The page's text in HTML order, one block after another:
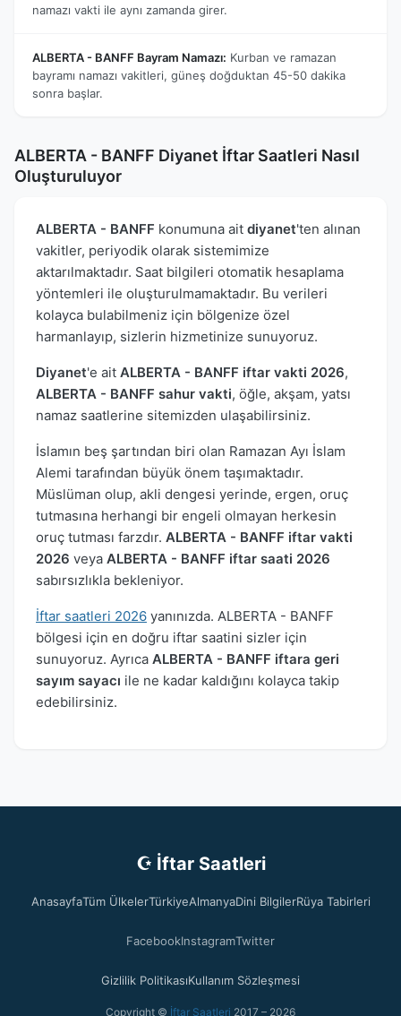
namazı vakti ile aynı zamanda girer.
ALBERTA - BANFF Bayram Namazı: Kurban ve ramazan
bayramı namazı vakitleri, güneş doğduktan 45-50 dakika
sonra başlar.
ALBERTA - BANFF Diyanet İftar Saatleri Nasıl
Oluşturuluyor
ALBERTA - BANFF konumuna ait diyanet'ten alınan
vakitler, periyodik olarak sistemimize
aktarılmaktadır. Saat bilgileri otomatik hesaplama
yöntemleri ile oluşturulmamaktadır. Bu verileri
kolayca bulabilmeniz için bölgenize özel
harmanlayıp, sizlerin hizmetinize sunuyoruz.
Diyanet'e ait ALBERTA - BANFF iftar vakti 2026,
ALBERTA - BANFF sahur vakti, öğle, akşam, yatsı
namaz saatlerine sitemizden ulaşabilirsiniz.
İslamın beş şartından biri olan Ramazan Ayı İslam
Alemi tarafından büyük önem taşımaktadır.
Müslüman olup, akli dengesi yerinde, ergen, oruç
tutmasına herhangi bir engeli olmayan herkesin
oruç tutması farzdır. ALBERTA - BANFF iftar vakti
2026 veya ALBERTA - BANFF iftar saati 2026
sabırsızlıkla bekleniyor.
İftar saatleri 2026 yanınızda. ALBERTA - BANFF
bölgesi için en doğru iftar saatini sizler için
sunuyoruz. Ayrıca ALBERTA - BANFF iftara geri
sayım sayacı ile ne kadar kaldığını kolayca takip
edebilirsiniz.
☪ İftar Saatleri
AnasayfaTüm ÜlkelerTürkiyeAlmanyaDini BilgilerRüya Tabirleri
FacebookInstagramTwitter
Gizlilik PolitikasıKullanım Sözleşmesi
Copyright © İftar Saatleri 2017 – 2026